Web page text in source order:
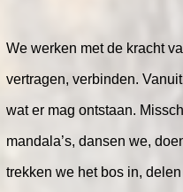
We werken met de kracht
vertragen, verbinden.
wat er mag ontstaan.
mandala’s, dansen we,
trekken we het bos in,